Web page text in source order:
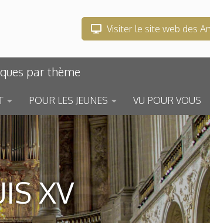
Visiter le site web des
par thème
POUR LES JEUNES VU POUR VOUS
XV